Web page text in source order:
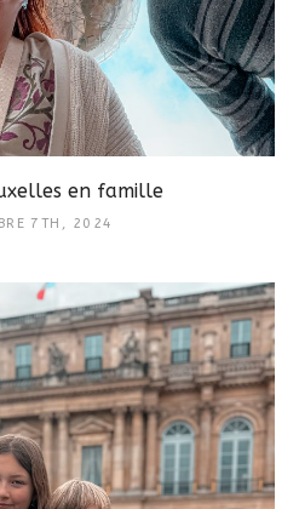
en famille
7TH, 2024